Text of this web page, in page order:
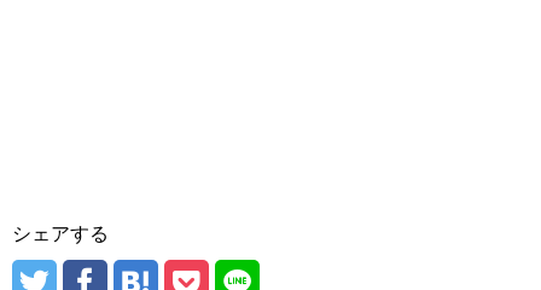
シェアする